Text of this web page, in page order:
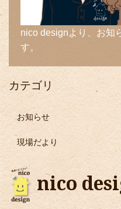
nico designより、お知
す。
カテゴリ
お知らせ
現場だより
nico